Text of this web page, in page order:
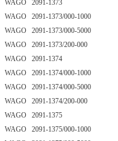
WAGO 2091-1373
WAGO 2091-1373/000-1000
WAGO 2091-1373/000-5000
WAGO 2091-1373/200-000
WAGO 2091-1374
WAGO 2091-1374/000-1000
WAGO 2091-1374/000-5000
WAGO 2091-1374/200-000
WAGO 2091-1375
WAGO 2091-1375/000-1000